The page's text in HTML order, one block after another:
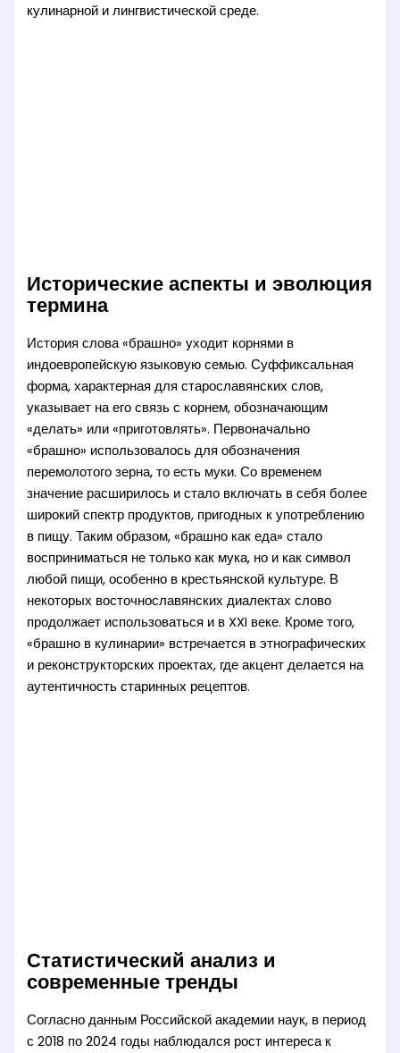
кулинарной и лингвистической среде.
Исторические аспекты и эволюция
термина
История слова «брашно» уходит корнями в
индоевропейскую языковую семью. Суффиксальная
форма, характерная для старославянских слов,
указывает на его связь с корнем, обозначающим
«делать» или «приготовлять». Первоначально
«брашно» использовалось для обозначения
перемолотого зерна, то есть муки. Со временем
значение расширилось и стало включать в себя более
широкий спектр продуктов, пригодных к употреблению
в пищу. Таким образом, «брашно как еда» стало
восприниматься не только как мука, но и как символ
любой пищи, особенно в крестьянской культуре. В
некоторых восточнославянских диалектах слово
продолжает использоваться и в XXI веке. Кроме того,
«брашно в кулинарии» встречается в этнографических
и реконструкторских проектах, где акцент делается на
аутентичность старинных рецептов.
Статистический анализ и
современные тренды
Согласно данным Российской академии наук, в период
с 2018 по 2024 годы наблюдался рост интереса к